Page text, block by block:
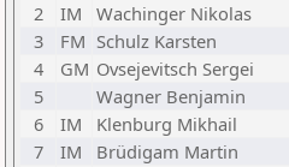
2
IM Wachinger Nikolas
3
FM Schulz Karsten
4
GM Ovsejevitsch Sergei
5
Wagner Benjamin
6
IM Klenburg Mikhail
7
IM Brüdigam Martin